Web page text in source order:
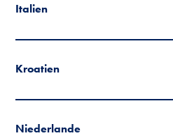
Italien
Kroatien
Niederlande